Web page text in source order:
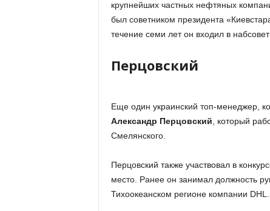
крупнейших частных нефтяных
был советником президента
течение семи лет он входил в
Перцовский
Еще один украинский топ-менеджер,
Александр Перцовский , который
Смелянского.
Перцовский также участвовал в
место. Ранее он занимал должность
Тихоокеанском регионе компании DHL.